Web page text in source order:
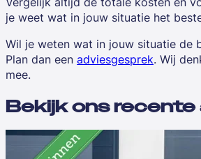
je weet wat in jouw situatie het
Wil je weten wat in jouw situatie de
Plan dan een adviesgesprek. Wij
mee.
Bekijk ons recente